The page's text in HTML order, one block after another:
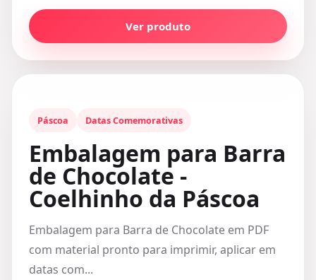
Ver produto
Páscoa Datas Comemorativas
Embalagem para Barra
de Chocolate -
Coelhinho da Páscoa
Embalagem para Barra de Chocolate em PDF
com material pronto para imprimir, aplicar em
datas com...